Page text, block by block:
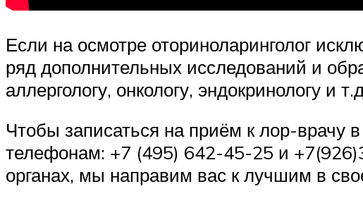
Если на осмотре оториноларинголог
ряд дополнительных исследований и
аллергологу, онкологу, эндокринологу и
Чтобы записаться на приём к лор-врачу
телефонам: +7 (495) 642-45-25 и
органах, мы направим вас к лучшим в